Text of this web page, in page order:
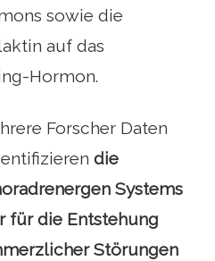
sowie die
auf das
Hormon.
Forscher Daten
die
Systems
für die Entstehung
Störungen